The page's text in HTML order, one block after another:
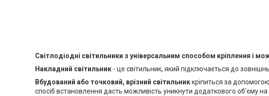
Світлодіодні світильники з універсальним способом кріплення і
Накладний світильник - це світильник, який підключається до
Вбудований або точковий, врізний світильниккріпиться за
спосіб встановлення дасть можливість уникнути додаткового об'єму на